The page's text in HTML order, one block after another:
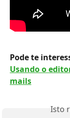
Pode te
Usando o
mails
Isto